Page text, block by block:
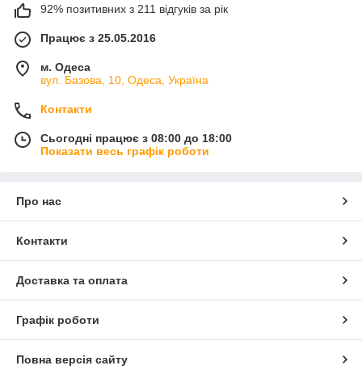
92% позитивних з 211 відгуків за рік
Працює з 25.05.2016
м. Одеса
вул. Базова, 10, Одеса, Україна
Контакти
Сьогодні працює з 08:00 до 18:00
Показати весь графік роботи
Про нас
Контакти
Доставка та оплата
Графік роботи
Повна версія сайту